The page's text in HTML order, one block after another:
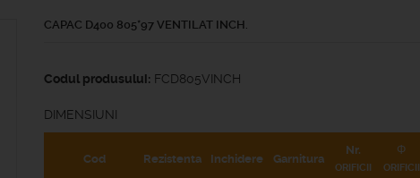
CAPAC D400 805*97 VENTILAT INCH.
Codul produsului: FCD805VINCH
DIMENSIUNI
Cod Rezistenta Inchidere Garnitura
Nr.
ORIFICII
Φ
ORIFICII